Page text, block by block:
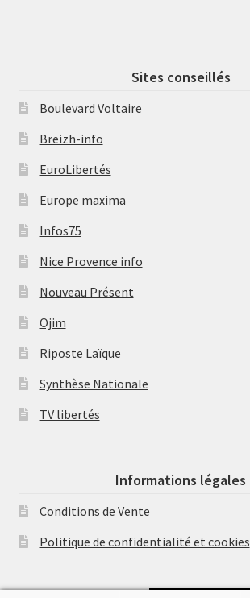
Sites conseillés
Boulevard Voltaire
Breizh-info
EuroLibertés
Europe maxima
Infos75
Nice Provence info
Nouveau Présent
Ojim
Riposte Laïque
Synthèse Nationale
TV libertés
Informations légales
Conditions de Vente
Politique de confidentialité et cookies